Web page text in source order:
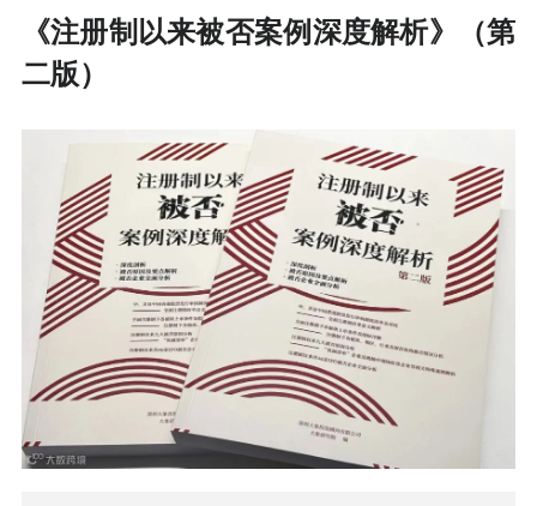
《注册制以来被否案例深度解析》（第
二版）